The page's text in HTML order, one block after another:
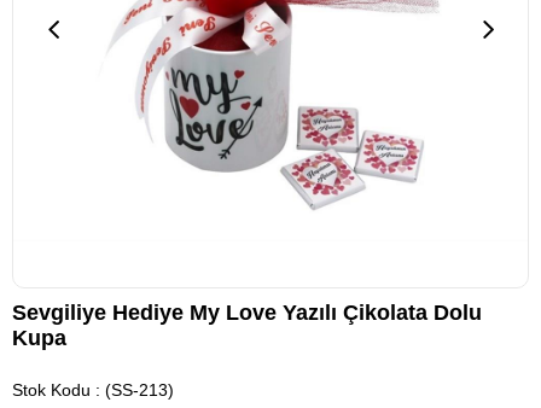
Sevgiliye Hediye My Love Yazılı Çikolata Dolu
Kupa
Stok Kodu
(SS-213)